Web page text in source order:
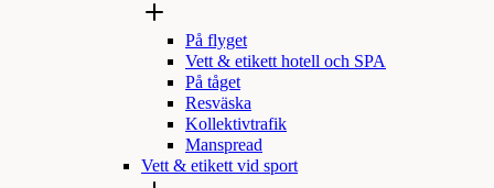
På flyget
Vett & etikett hotell och SPA
På tåget
Resväska
Kollektivtrafik
Manspread
Vett & etikett vid sport